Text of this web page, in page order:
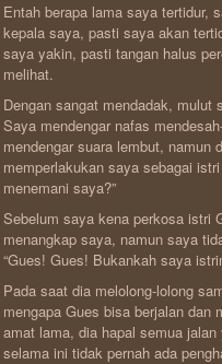
Entah berapa lama saya tertidur,
kepala saya, pasti saya akan
saya yakin, pasti tangan halus
melihat.
Dengan sangat mendadak,
Saya mendengar nafas
mendengar suara lembut, namun
memperlakukan saya sebagai
menemani saya?”
Sebelum saya kena perkosa istri
menangkap saya, namun saya
“Gues! Gues! Bukankah saya
Pada saat dia melolong-lolong
mengapa Gues bisa berjalan dan
amat lama, dia hapal semua
selama ini tidak pernah ada